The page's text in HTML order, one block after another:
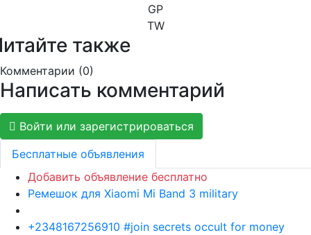
GP
TW
также
Комментарии (0)
Написать комментарий
Войти или зарегистрироваться
Бесплатные объявления
Добавить объявление бесплатно
Ремешок для Xiaomi Mi Band 3 military
+2348167256910 #join secrets occult for money